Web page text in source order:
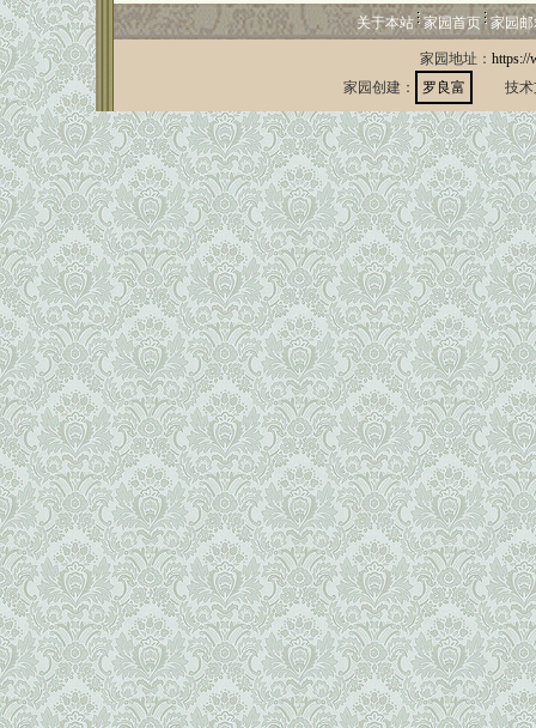
关于本站 家园首页 家园
家园地址： https://
家园创建：
罗良富 技术